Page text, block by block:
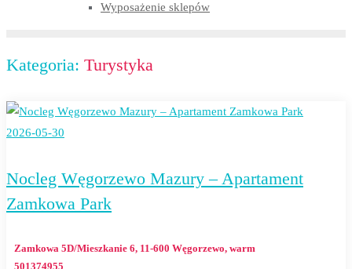
Wyposażenie sklepów
Kategoria: Turystyka
2026-05-30
Nocleg Węgorzewo Mazury – Apartament
Zamkowa Park
Zamkowa 5D/Mieszkanie 6, 11-600 Węgorzewo, warm
501374955